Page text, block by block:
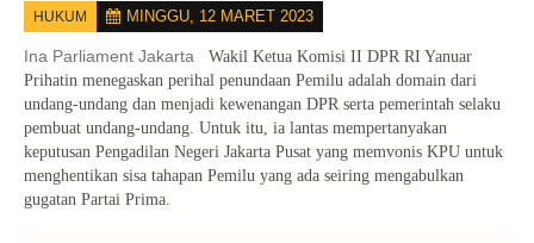
HUKUM MINGGU, 12 MARET 2023
Ina Parliament Jakarta Wakil Ketua Komisi II DPR RI Yanuar
Prihatin menegaskan perihal penundaan Pemilu adalah domain dari
undang-undang dan menjadi kewenangan DPR serta pemerintah selaku
pembuat undang-undang. Untuk itu, ia lantas mempertanyakan
keputusan Pengadilan Negeri Jakarta Pusat yang memvonis KPU untuk
menghentikan sisa tahapan Pemilu yang ada seiring mengabulkan
gugatan Partai Prima.